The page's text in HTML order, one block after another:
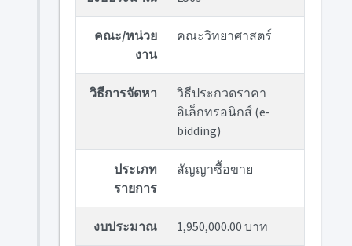
คณะ/หน่วย
งาน
คณะวิทยาศาสตร์
วิธีการจัดหา
วิธีประกวดราคา
อิเล็กทรอนิกส์ (e-
bidding)
ประเภท
รายการ
สัญญาซื้อขาย
งบประมาณ 1,950,000.00 บาท